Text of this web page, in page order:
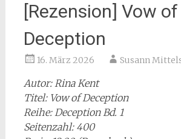
[Rezension] Vow of
Deception
16. März 2026 Susann
Autor: Rina Kent
Titel: Vow of Deception
Reihe: Deception Bd. 1
Seitenzahl: 400